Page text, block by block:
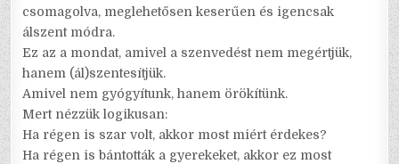
csomagolva, meglehetősen keserűen és igencsak
álszent módra.
Ez az a mondat, amivel a szenvedést nem megértjük,
hanem (ál)szentesítjük.
Amivel nem gyógyítunk, hanem örökítünk.
Mert nézzük logikusan:
Ha régen is szar volt, akkor most miért érdekes?
Ha régen is bántották a gyerekeket, akkor ez most